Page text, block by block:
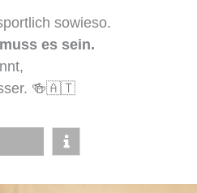
sowieso.
es sein.
🍻🇦🇹